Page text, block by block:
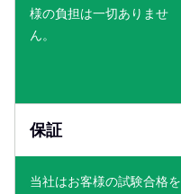
様の負担は一切ありませ
ん。
保証
当社はお客様の試験合格を